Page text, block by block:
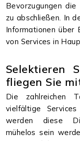
Bevorzugungen
zu abschließen. In
Informationen über
von Services in
Selektieren
fliegen Sie
Die zahlreichen
vielfältige
werden diese
mühelos sein